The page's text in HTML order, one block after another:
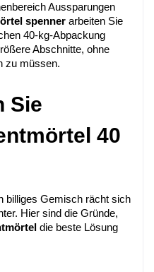
Aussparungen
spenner arbeiten Sie
40-kg-Abpackung
Abschnitte, ohne
zu müssen.
Sie
40
billiges Gemisch rächt sich
Hier sind die Gründe,
die beste Lösung